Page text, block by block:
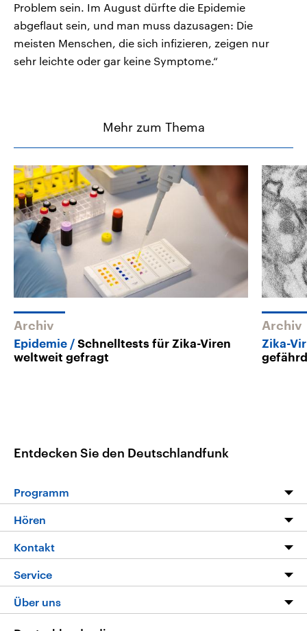
Problem sein. Im August dürfte die Epidemie
abgeflaut sein, und man muss dazusagen: Die
meisten Menschen, die sich infizieren, zeigen nur
sehr leichte oder gar keine Symptome.“
Mehr zum Thema
Archiv
Epidemie
Schnelltests für Zika-Viren
weltweit gefragt
Archiv
Zika-
Entdecken Sie den Deutschlandfunk
Programm
Programm
Die Nachrichten
Nachrichtenleicht
Neue Beiträge auf dlf.de
Hören
Livestream
Podcasts
Deutschlandfunk App
Kontakt
Hörerservice
Service
FAQ
Über uns